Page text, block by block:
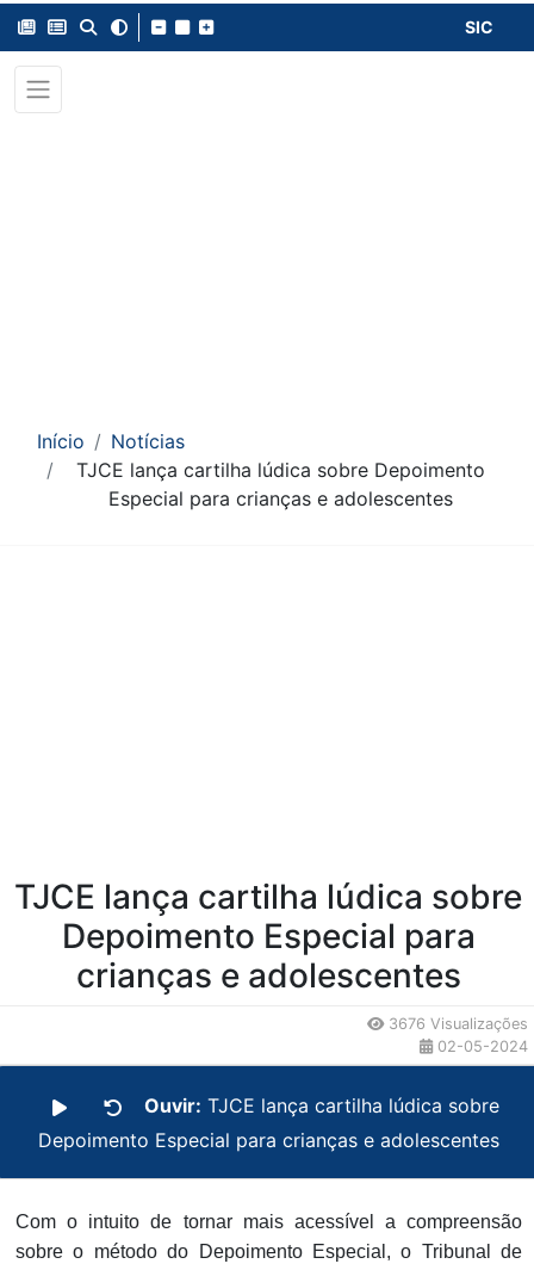
SIC
Início
Notícias
TJCE lança cartilha lúdica sobre Depoimento
Especial para crianças e adolescentes
TJCE lança cartilha lúdica sobre
Depoimento Especial para
crianças e adolescentes
3676 Visualizações
02-05-2024
Ouvir: TJCE lança cartilha lúdica sobre
Depoimento Especial para crianças e adolescentes
Com o intuito de tornar mais acessível a compreensão
sobre o método do Depoimento Especial, o Tribunal de